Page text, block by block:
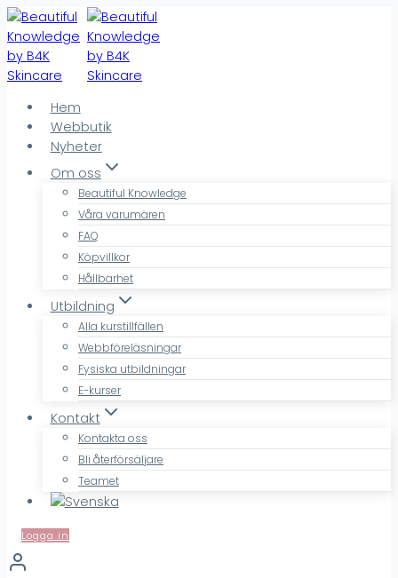
Skip
to
content
Hem
Webbutik
Nyheter
Om oss
Beautiful Knowledge
Våra varumären
FAQ
Köpvillkor
Hållbarhet
Utbildning
Alla kurstillfällen
Webbföreläsningar
Fysiska utbildningar
E-kurser
Kontakt
Kontakta oss
Bli återförsäljare
Teamet
Logga in